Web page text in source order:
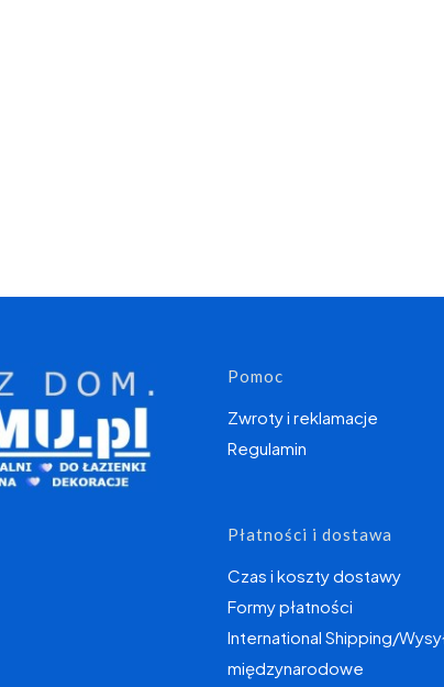
Linki w
Pomoc
Zwroty i reklamacje
Regulamin
Płatności i dostawa
Czas i koszty dostawy
Formy płatności
International Shipping/
międzynarodowe